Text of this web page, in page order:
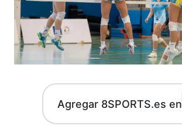
Agregar 8SPORTS.es en